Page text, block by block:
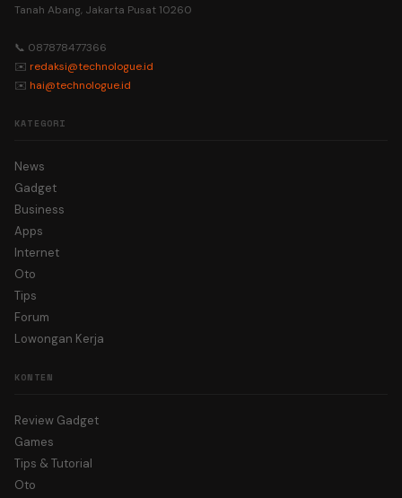
Tanah Abang, Jakarta Pusat 10260
📞 087878477366
✉️ redaksi@technologue.id
✉️ hai@technologue.id
KATEGORI
News
Gadget
Business
Apps
Internet
Oto
Tips
Forum
Lowongan Kerja
KONTEN
Review Gadget
Games
Tips & Tutorial
Oto